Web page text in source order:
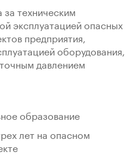
техническим
эксплуатацией опасных
предприятия,
оборудования,
давлением
образование
лет на опасном